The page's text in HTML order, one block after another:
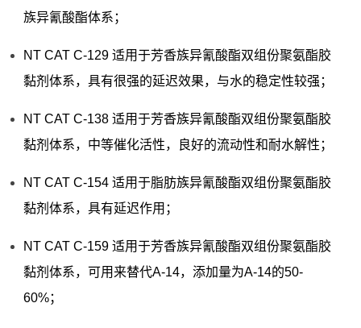
族异氰酸酯体系；
NT CAT C-129 适用于芳香族异氰酸酯双组份聚氨酯胶
黏剂体系，具有很强的延迟效果，与水的稳定性较强；
NT CAT C-138 适用于芳香族异氰酸酯双组份聚氨酯胶
黏剂体系，中等催化活性，良好的流动性和耐水解性；
NT CAT C-154 适用于脂肪族异氰酸酯双组份聚氨酯胶
黏剂体系，具有延迟作用；
NT CAT C-159 适用于芳香族异氰酸酯双组份聚氨酯胶
黏剂体系，可用来替代A-14，添加量为A-14的50-
60%；